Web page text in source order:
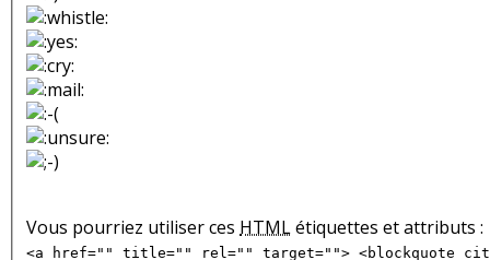
Vous pourriez utiliser ces HTMLétiquettes et attributs :
<a href="" title="" rel="" target=""> <blockquote